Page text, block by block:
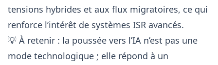
tensions hybrides et aux flux migratoires, ce qui
renforce l’intérêt de systèmes ISR avancés.
💡 À retenir : la poussée vers l’IA n’est pas une
mode technologique ; elle répond à un